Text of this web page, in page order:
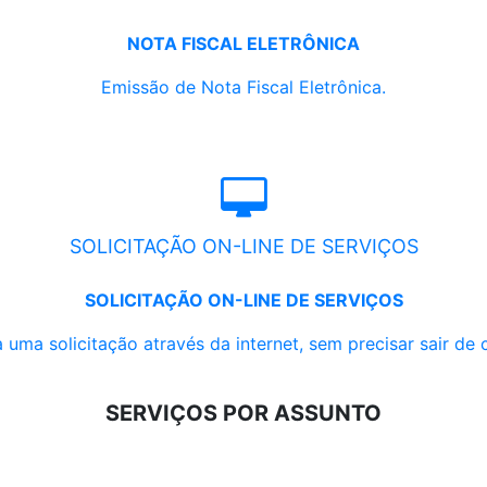
NOTA FISCAL ELETRÔNICA
Emissão de Nota Fiscal Eletrônica.
SOLICITAÇÃO ON-LINE DE SERVIÇOS
SOLICITAÇÃO ON-LINE DE SERVIÇOS
uma solicitação através da internet, sem precisar sair de
SERVIÇOS POR ASSUNTO